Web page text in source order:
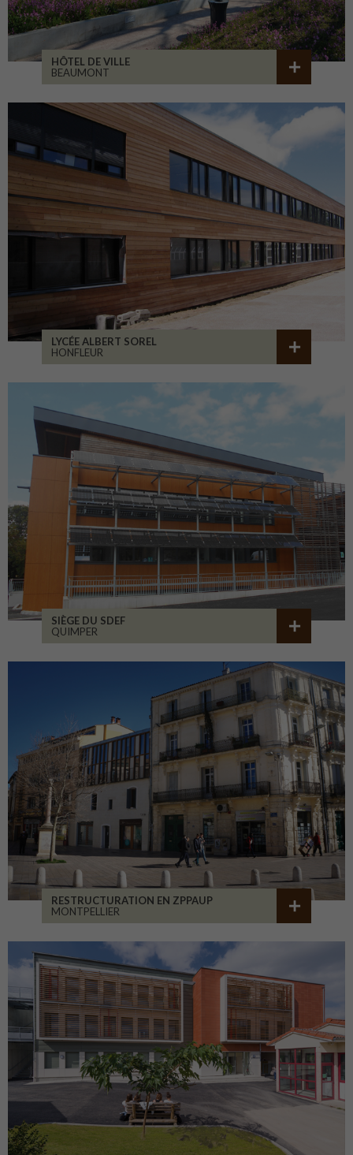
HÔTEL DE VILLE
BEAUMONT
LYCÉE ALBERT SOREL
HONFLEUR
SIÈGE DU SDEF
QUIMPER
RESTRUCTURATION EN ZPPAUP
MONTPELLIER